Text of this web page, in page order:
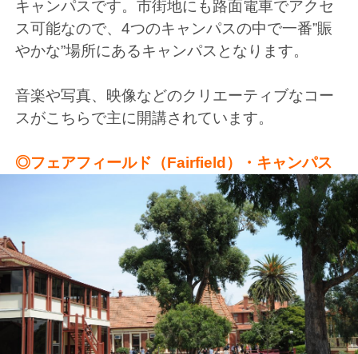
キャンパスです。市街地にも路面電車でアクセ
ス可能なので、4つのキャンパスの中で一番”賑
やかな”場所にあるキャンパスとなります。
音楽や写真、映像などのクリエーティブなコー
スがこちらで主に開講されています。
◎フェアフィールド（Fairfield）・キャンパス